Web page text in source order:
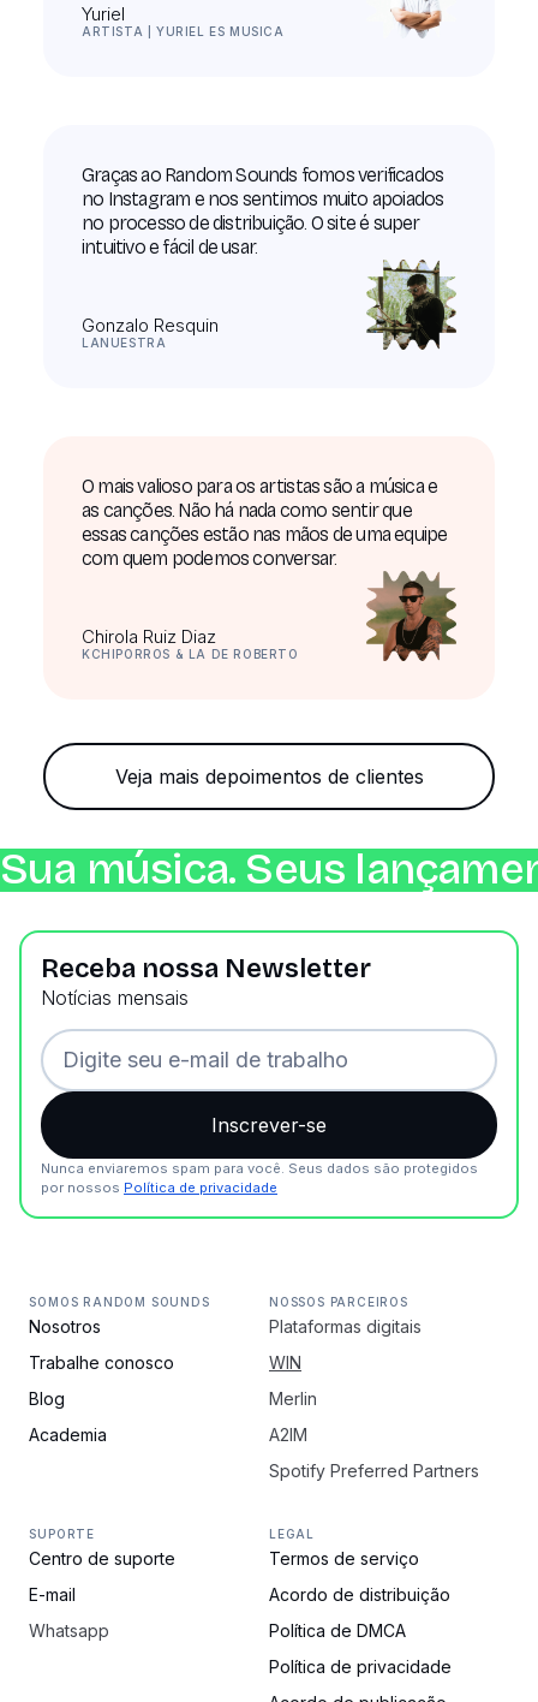
Yuriel
ARTISTA | YURIEL ES MÚSICA
Graças ao Random Sounds fomos verificados
no Instagram e nos sentimos muito apoiados
no processo de distribuição. O site é super
intuitivo e fácil de usar.
Gonzalo Resquin
LANUESTRA
O mais valioso para os artistas são a música e
as canções. Não há nada como sentir que
essas canções estão nas mãos de uma equipe
com quem podemos conversar.
Chirola Ruiz Diaz
KCHIPORROS & LA DE ROBERTO
Veja mais depoimentos de clientes
Sua música. Seus
Receba nossa Newsletter
Notícias mensais
Nunca enviaremos spam para você. Seus dados são protegidos
por nossos Política de privacidade
SOMOS RANDOM SOUNDS
Nosotros
Trabalhe conosco
Blog
Academia
NOSSOS PARCEIROS
Plataformas digitais
WIN
Merlin
A2IM
Spotify Preferred Partners
SUPORTE
Centro de suporte
E-mail
Whatsapp
LEGAL
Termos de serviço
Acordo de distribuição
Política de DMCA
Política de privacidade